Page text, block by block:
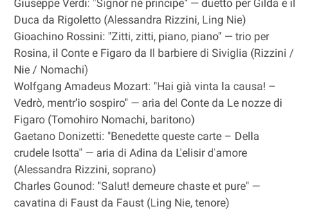
Giuseppe Verdi: "Signor né principe" — duetto per Gilda e il
Duca da Rigoletto (Alessandra Rizzini, Ling Nie)
Gioachino Rossini: "Zitti, zitti, piano, piano" — trio per
Rosina, il Conte e Figaro da Il barbiere di Siviglia (Rizzini /
Nie / Nomachi)
Wolfgang Amadeus Mozart: "Hai già vinta la causa! –
Vedrò, mentr'io sospiro" — aria del Conte da Le nozze di
Figaro (Tomohiro Nomachi, baritono)
Gaetano Donizetti: "Benedette queste carte – Della
crudele Isotta" — aria di Adina da L'elisir d'amore
(Alessandra Rizzini, soprano)
Charles Gounod: "Salut! demeure chaste et pure" —
cavatina di Faust da Faust (Ling Nie, tenore)